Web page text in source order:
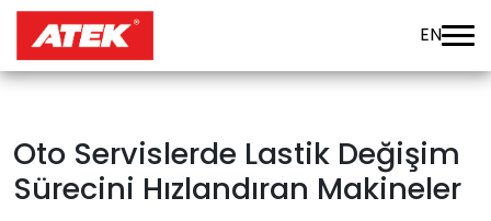
EN
Oto Servislerde Lastik Değişim
Sürecini Hızlandıran Makineler